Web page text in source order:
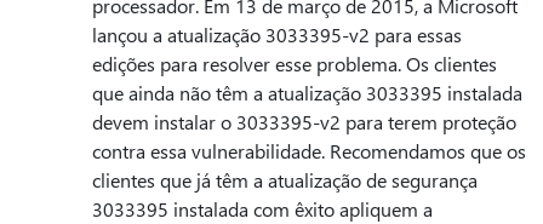
processador. Em 13 de março de 2015, a Microsoft
lançou a atualização 3033395-v2 para essas
edições para resolver esse problema. Os clientes
que ainda não têm a atualização 3033395 instalada
devem instalar o 3033395-v2 para terem proteção
contra essa vulnerabilidade. Recomendamos que os
clientes que já têm a atualização de segurança
3033395 instalada com êxito apliquem a